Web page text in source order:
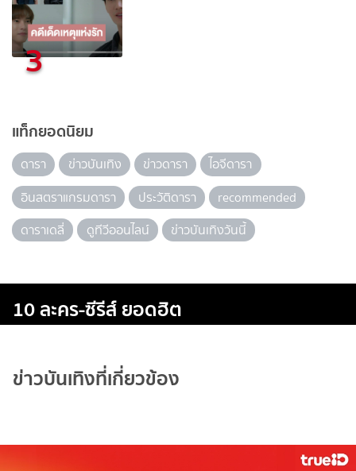
3
แท็กยอดนิยม
ดารา ข่าวบันเทิง ข่าวดารา
ไอจีดารา
อินสตราแกรมดารา
ประวัติดารา
recommended
ดาราเดลี่
ดูทีวีออนไลน์ ข่าวบันเทิงวันนี้
10 ละคร-ซีรีส์ ยอดฮิต
ข่าวบันเทิงที่เกี่ยวข้อง